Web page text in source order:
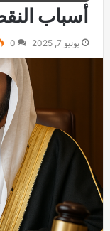
أسباب
يونيو 7, 2025 0